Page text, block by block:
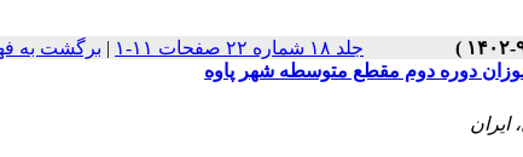
جلد ۱۸ شماره ۲۲ صفحات ۱۱-۱ | برگشت به
دوره دوم مقطع متوسطه شهر پاوه
ایران